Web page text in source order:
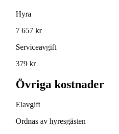
Hyra
7 657 kr
Serviceavgift
379 kr
Övriga kostnader
Elavgift
Ordnas av hyresgästen